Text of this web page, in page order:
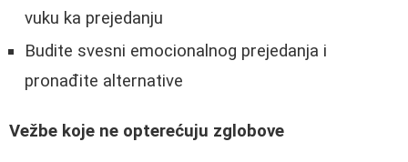
vuku ka prejedanju
Budite svesni emocionalnog prejedanja i
pronađite alternative
Vežbe koje ne opterećuju zglobove